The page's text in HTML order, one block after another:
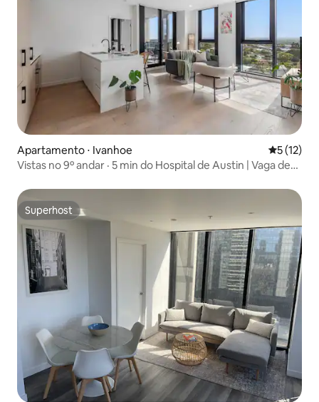
Apartamento ⋅ Ivanhoe 5 de uma
5 (12)
Vistas no 9º andar · 5 min do Hospital de Austin | Vaga de
Superhost
Superhost